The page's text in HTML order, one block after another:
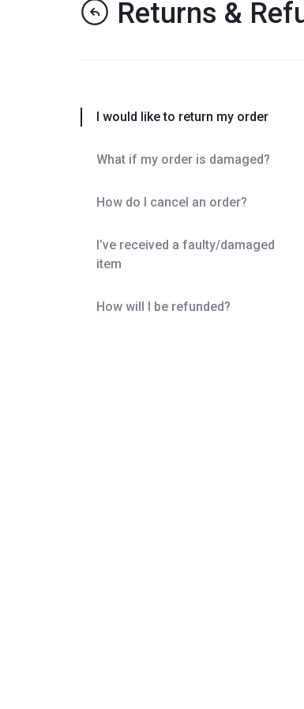
MOBIFRY
Returns &
I would like to return my order
What if my order is damaged?
How do I cancel an order?
I’ve received a faulty/damaged
item
How will I be refunded?